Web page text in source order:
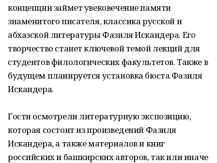
концепции займет увековечение памяти
знаменитого писателя, классика русской и
абхазской литературы Фазиля Искандера. Его
творчество станет ключевой темой лекций для
студентов филологических факультетов. Также в
будущем планируется установка бюста Фазиля
Искандера.
Гости осмотрели литературную экспозицию,
которая состоит из произведений Фазиля
Искандера, а также материалов и книг
российских и башкирских авторов, так или иначе